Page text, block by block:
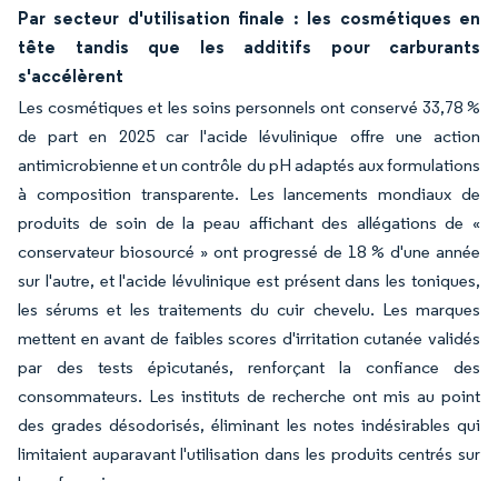
Par secteur d'utilisation finale : les cosmétiques en
tête tandis que les additifs pour carburants
s'accélèrent
Les cosmétiques et les soins personnels ont conservé 33,78 %
de part en 2025 car l'acide lévulinique offre une action
antimicrobienne et un contrôle du pH adaptés aux formulations
à composition transparente. Les lancements mondiaux de
produits de soin de la peau affichant des allégations de «
conservateur biosourcé » ont progressé de 18 % d'une année
sur l'autre, et l'acide lévulinique est présent dans les toniques,
les sérums et les traitements du cuir chevelu. Les marques
mettent en avant de faibles scores d'irritation cutanée validés
par des tests épicutanés, renforçant la confiance des
consommateurs. Les instituts de recherche ont mis au point
des grades désodorisés, éliminant les notes indésirables qui
limitaient auparavant l'utilisation dans les produits centrés sur